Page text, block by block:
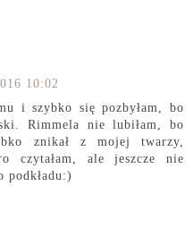
10:02
i szybko się pozbyłam, bo
Rimmela nie lubiłam, bo
znikał z mojej twarzy,
czytałam, ale jeszcze nie
podkładu:)